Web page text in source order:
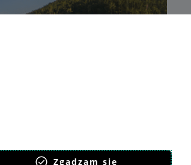
Zgadzam się